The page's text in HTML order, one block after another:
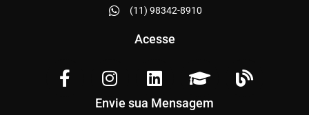
(11) 98342-8910
Acesse
Envie sua Mensagem